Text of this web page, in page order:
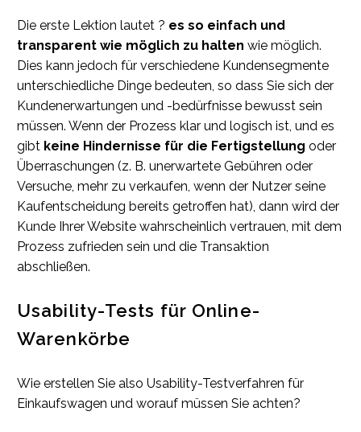
Die erste Lektion lautet ? es so einfach und
transparent wie möglich zu halten wie möglich.
Dies kann jedoch für verschiedene Kundensegmente
unterschiedliche Dinge bedeuten, so dass Sie sich der
Kundenerwartungen und -bedürfnisse bewusst sein
müssen. Wenn der Prozess klar und logisch ist, und es
gibt keine Hindernisse für die Fertigstellung oder
Überraschungen (z. B. unerwartete Gebühren oder
Versuche, mehr zu verkaufen, wenn der Nutzer seine
Kaufentscheidung bereits getroffen hat), dann wird der
Kunde Ihrer Website wahrscheinlich vertrauen, mit dem
Prozess zufrieden sein und die Transaktion
abschließen.
Usability-Tests für Online-
Warenkörbe
Wie erstellen Sie also Usability-Testverfahren für
Einkaufswagen und worauf müssen Sie achten?